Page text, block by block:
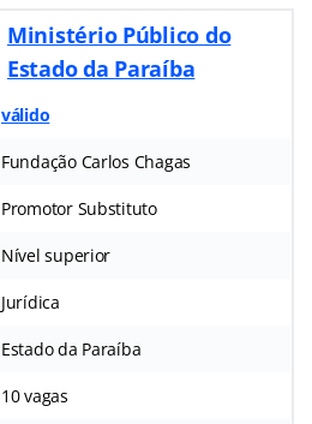
Ministério Público do
Estado da Paraíba
válido
Fundação Carlos Chagas
Promotor Substituto
Nível superior
Jurídica
Estado da Paraíba
10 vagas